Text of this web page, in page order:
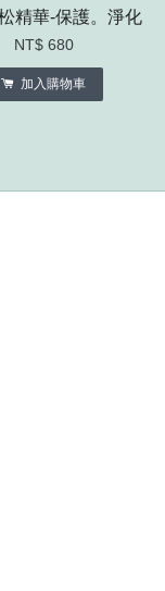
精華-保護。淨化
NT$ 680
加入購物車